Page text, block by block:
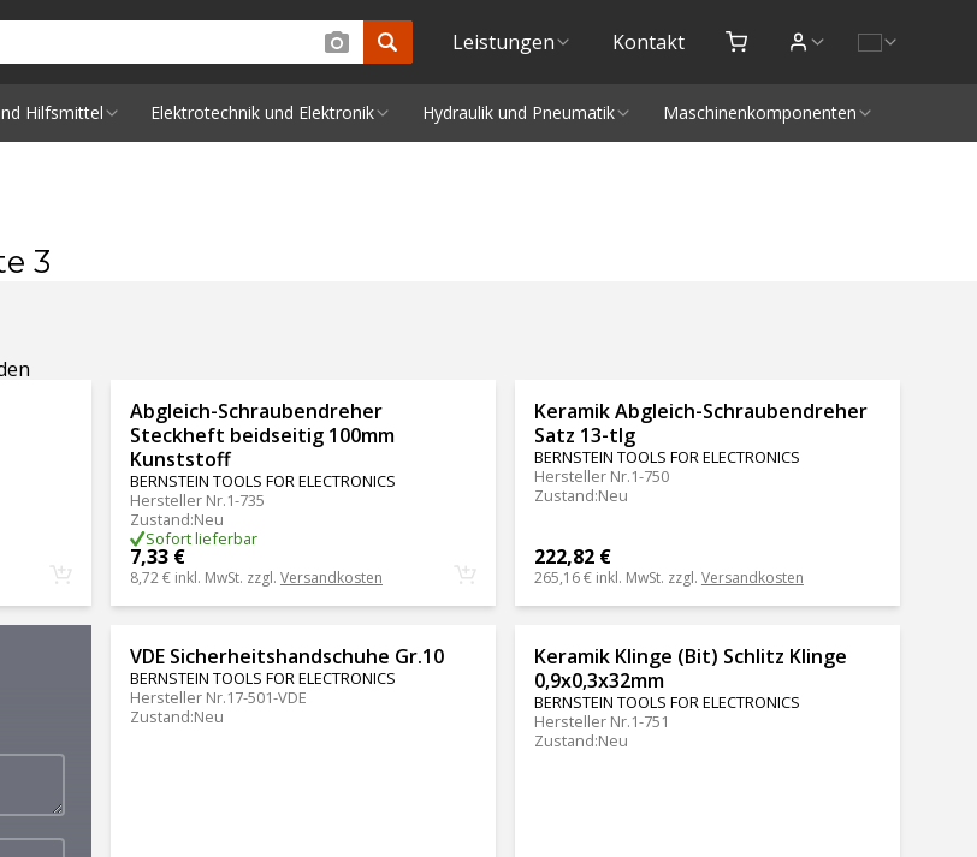
Leistungen Kontakt
Hilfsmittel Elektrotechnik und Elektronik Hydraulik und Pneumatik Maschinenkomponenten
3
Abgleich-Schraubendreher
Steckheft beidseitig 100mm
Kunststoff
BERNSTEIN TOOLS FOR ELECTRONICS
Hersteller Nr.1-735
Zustand:Neu
Sofort lieferbar
7,33 €
8,72 € inkl. MwSt. zzgl. Versandkosten
Keramik Abgleich-Schraubendreher
Satz 13-tlg
BERNSTEIN TOOLS FOR ELECTRONICS
Hersteller Nr.1-750
Zustand:Neu
222,82 €
265,16 € inkl. MwSt. zzgl. Versandkosten
VDE Sicherheitshandschuhe Gr.10
BERNSTEIN TOOLS FOR ELECTRONICS
Hersteller Nr.17-501-VDE
Zustand:Neu
Keramik Klinge (Bit) Schlitz Klinge
0,9x0,3x32mm
BERNSTEIN TOOLS FOR ELECTRONICS
Hersteller Nr.1-751
Zustand:Neu